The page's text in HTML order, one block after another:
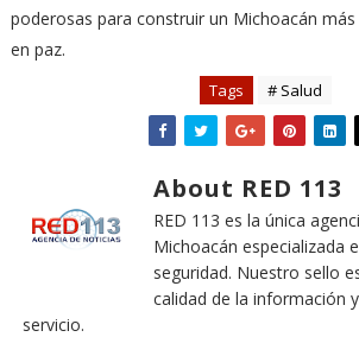
poderosas para construir un Michoacán
en paz.
Tags # Salud
About RED 113
RED 113 es la única
Michoacán especializada
seguridad. Nuestro sello
calidad de la información
servicio.